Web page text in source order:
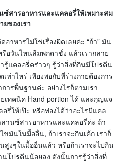
ซ์สารอาหารและแคลอรี่ให้เหมาะสม
ของเรา
ารไม่ใช่เรื่องผิดเลยค่ะ “ถ้า” มัน
รือวันไหนลืมพกตาชั่ง แล้วเรากลาย
รู้แคลอรี่คร่าวๆ รู้ว่าสิ่งที่กินมีโปรตีน
ท่าไหร่ เพียงพอกับที่ร่างกายต้องการ
ารพื้นฐานค่ะ อย่างไรก็ตามเรา
ทคนิค Hand portion ได้ และกุญแจ
รี่ให้เป๊ะ หรือท่องได้ว่าอะไรมีแคล
านซ์สารอาหารและแคลอรี่ค่ะ ถ้า
ขมันในมื้ออื่น, ถ้าเราจะกินเค้ก เราก็
งๆในมื้ออื่นแล้ว หรือถ้าเราจะไปกิน
โปรตีนน้อยลง ดังนั้นการรู้ว่าสิ่งที่